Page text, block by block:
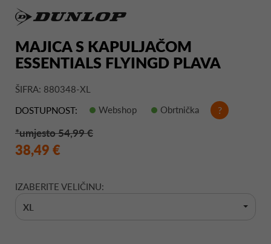
MAJICA S KAPULJAČOM
ESSENTIALS FLYINGD PLAVA
ŠIFRA: 880348-XL
DOSTUPNOST:
Webshop Obrtnička ?
*umjesto 54,99 €
38,49 €
IZABERITE VELIČINU:
XL